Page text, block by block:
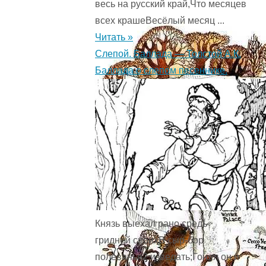
весь на русский край,Что месяцев
всех крашеВесёлый месяц ...
Читать »
Слепой. Баллада — Толстой А.К.
Баллада о слепом песеннике.
Князь выехал рано средь
гридней своихВ сыр-бор
полеванья2 изведать;Гонял он и